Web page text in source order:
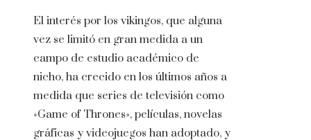
El interés por los vikingos, que alguna
vez se limitó en gran medida a un
campo de estudio académico de
nicho, ha crecido en los últimos años a
medida que series de televisión como
«Game of Thrones», películas, novelas
gráficas y videojuegos han adoptado, y